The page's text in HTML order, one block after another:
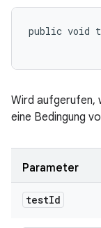
public void
Wird aufgerufen,
eine Bedingung
Parameter
testId